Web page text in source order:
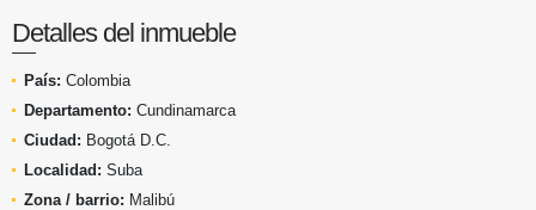
Detalles del inmueble
País: Colombia
Departamento: Cundinamarca
Ciudad: Bogotá D.C.
Localidad: Suba
Zona / barrio: Malibú